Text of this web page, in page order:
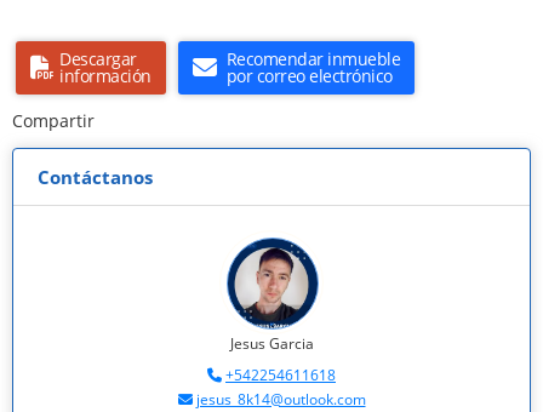
Descargar
información
Recomendar inmueble
por correo electrónico
Compartir
Contáctanos
Jesus Garcia
+542254611618
jesus_8k14@outlook.com